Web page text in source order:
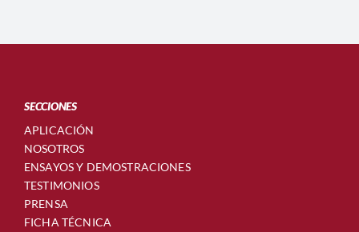
SECCIONES
APLICACIÓN
NOSOTROS
ENSAYOS Y DEMOSTRACIONES
TESTIMONIOS
PRENSA
FICHA TÉCNICA